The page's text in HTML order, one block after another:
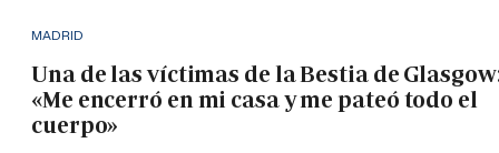
MADRID
Una de las víctimas de la Bestia de
«Me encerró en mi casa y me pateó todo el
cuerpo»